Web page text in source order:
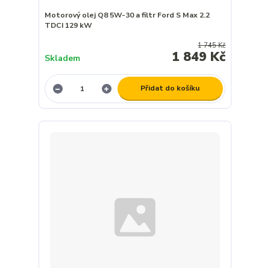
Motorový olej Q8 5W-30 a filtr Ford S Max 2.2
TDCI 129 kW
1 745 Kč
1 849 Kč
Skladem
Přidat do košíku